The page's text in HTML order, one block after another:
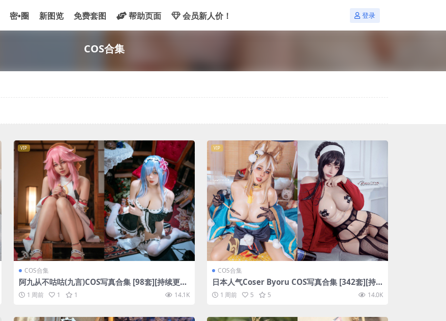
密•圈 新图览 免费套图 帮助页面 会员新人价！ 登录
COS合集
VIP
COS合集
阿九从不咕咕(九言)COS写真合集 [98套][持续更
新]1 周前 1 1 14.1K
VIP
COS合集
日本人气Coser Byoru COS写真合集 [342套][持
续更新]
1 周前 5 5 14.0K